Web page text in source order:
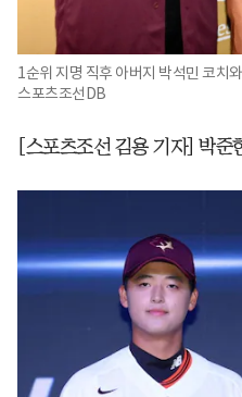
1순위 지명 직후 아버지 박석민 코치
스포츠조선DB
[스포츠조선 김용 기자] 박준